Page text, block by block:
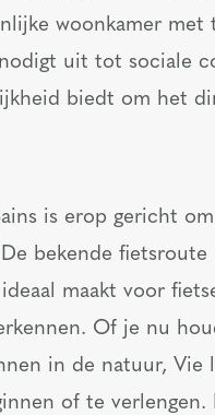
woonkamer met
uit tot sociale
biedt om het
is erop gericht
bekende fietsroute
maakt voor
Of je nu
in de natuur, Vie
of te verlengen.